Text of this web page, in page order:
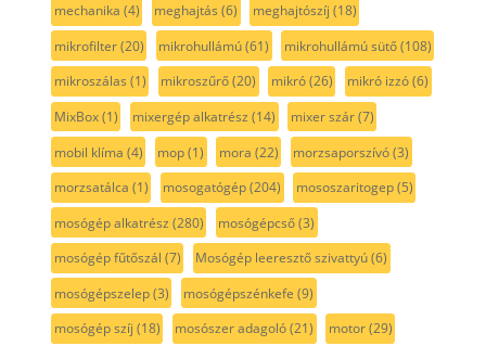
mechanika (4) meghajtás (6) meghajtószíj (18)
mikrofilter(20) mikrohullámú(61) mikrohullámú sütő(108)
mikroszálas (1) mikroszűrő(20) mikró(26) mikró izzó(6)
MixBox(1) mixergép alkatrész (14) mixer szár(7)
mobil klíma (4) mop(1) mora (22) morzsaporszívó(3)
morzsatálca (1) mosogatógép(204) mososzaritogep(5)
mosógép alkatrész (280) mosógépcső(3)
mosógép fűtőszál (7) Mosógép leeresztő szivattyú(6)
mosógépszelep(3) mosógépszénkefe (9)
mosógép szíj (18) mosószer adagoló(21) motor(29)